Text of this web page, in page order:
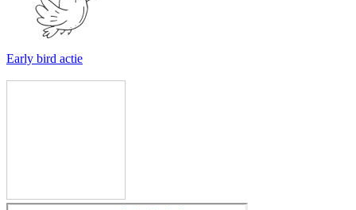
Early bird actie